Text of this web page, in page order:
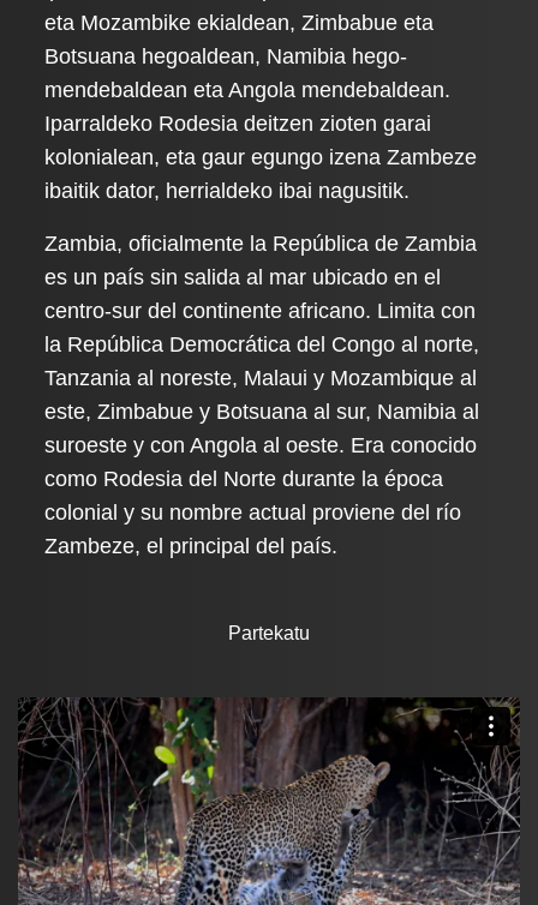
eta Mozambike ekialdean, Zimbabue eta
Botsuana hegoaldean, Namibia hego-
mendebaldean eta Angola mendebaldean.
Iparraldeko Rodesia deitzen zioten garai
kolonialean, eta gaur egungo izena Zambeze
ibaitik dator, herrialdeko ibai nagusitik.
Zambia, oficialmente la República de Zambia
es un país sin salida al mar ubicado en el
centro-sur del continente africano. Limita con
la República Democrática del Congo al norte,
Tanzania al noreste, Malaui y Mozambique al
este, Zimbabue y Botsuana al sur, Namibia al
suroeste y con Angola al oeste. Era conocido
como Rodesia del Norte durante la época
colonial y su nombre actual proviene del río
Zambeze, el principal del país.
Partekatu